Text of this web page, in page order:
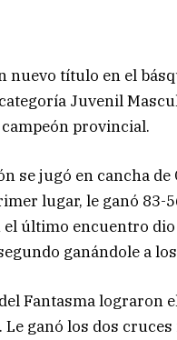
nuevo título en el
Juvenil
provincial.
se jugó en cancha
lugar, le ganó 83-
último encuentro
ganándole a
Fantasma
ganó los dos